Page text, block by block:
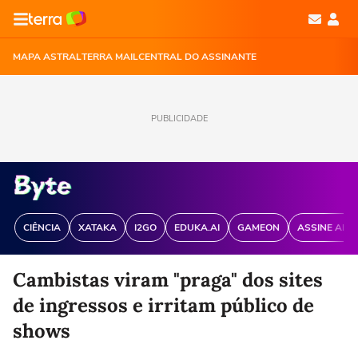
MAPA ASTRALTERRA MAILCENTRAL DO ASSINANTE
PUBLICIDADE
CIÊNCIA XATAKA I2GO EDUKA.AI GAMEON ASSINE
Cambistas viram "praga" dos sites
de ingressos e irritam público de
shows